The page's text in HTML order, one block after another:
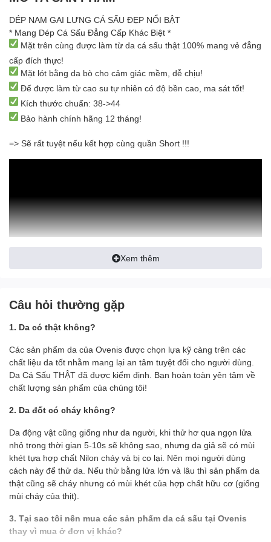
DÉP NAM GAI LƯNG CÁ SẤU ĐẸP NỔI BẬT
* Mang Dép Cá Sấu Đẳng Cấp Khác Biệt *
Mặt trên cùng được làm từ da cá sấu thật 100% mang vẻ đẳng
cấp đích thực!
Mặt lót bằng da bò cho cảm giác mềm, dễ chịu!
Đế được làm từ cao su tự nhiên có độ bền cao, ma sát tốt!
Kích thước chuẩn: 38->44
Bảo hành chính hãng 12 tháng!
=> Sẽ rất tuyệt nếu kết hợp cùng quần Short !!!
Video thực tếDép kẹp gai lưng cá sấu
Xem thêm
Câu hỏi thường gặp
1. Da có thật không?
Các sản phẩm da của Ovenis được chọn lựa kỹ càng trên các
chất liệu da tốt nhằm mang lại an tâm tuyệt đối cho người dùng.
Da Cá Sấu THẬT đã được kiểm định. Bạn hoàn toàn yên tâm về
chất lượng sản phẩm của chúng tôi!
2. Da đốt có cháy không?
Da động vật cũng giống như da người, khi thử hơ qua ngọn lửa
nhỏ trong thời gian 5-10s sẽ không sao, nhưng da giả sẽ có mùi
khét tựa hợp chất Nilon cháy và bị co lại. Nên mọi người dùng
cách này để thử da. Nếu thử bằng lửa lớn và lâu thì sản phẩm da
thật cũng sẽ cháy nhưng có mùi khét của hợp chất hữu cơ (giống
mùi cháy của thịt).
3. Tại sao tôi nên mua các sản phẩm da cá sấu tại Ovenis
thay vì mua ở đơn vị khác?